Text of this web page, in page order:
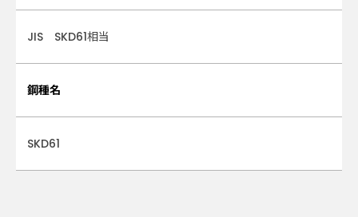
JIS SKD61相当
鋼種名
SKD61